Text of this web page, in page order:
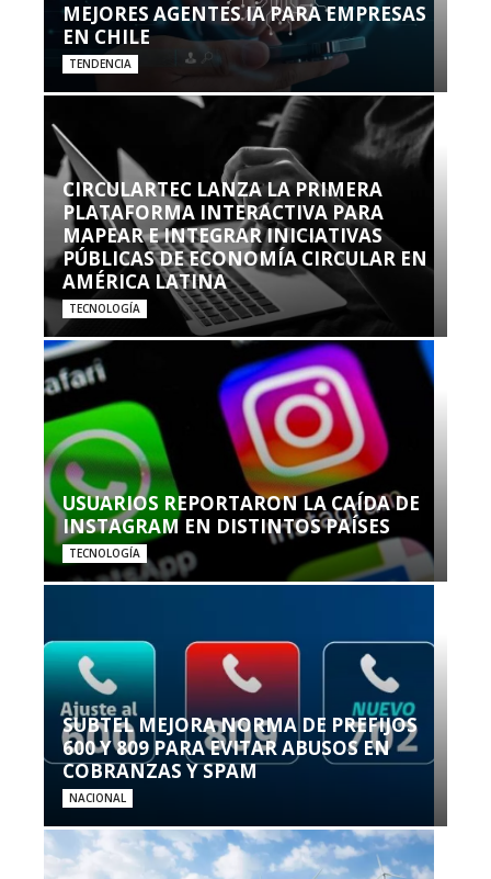
MEJORES AGENTES IA PARA EMPRESAS
EN CHILE
TENDENCIA
CIRCULARTEC LANZA LA PRIMERA
PLATAFORMA INTERACTIVA PARA
MAPEAR E INTEGRAR INICIATIVAS
PÚBLICAS DE ECONOMÍA CIRCULAR EN
AMÉRICA LATINA
TECNOLOGÍA
USUARIOS REPORTARON LA CAÍDA DE
INSTAGRAM EN DISTINTOS PAÍSES
TECNOLOGÍA
SUBTEL MEJORA NORMA DE PREFIJOS
600 Y 809 PARA EVITAR ABUSOS EN
COBRANZAS Y SPAM
NACIONAL